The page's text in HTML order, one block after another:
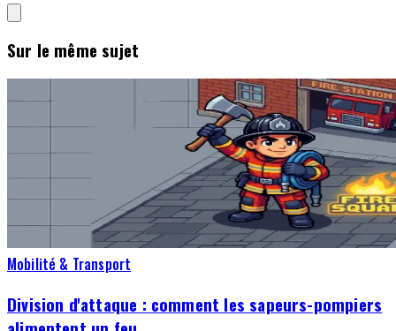
Sur le même sujet
Mobilité & Transport
Division d'attaque : comment les sapeurs-pompiers